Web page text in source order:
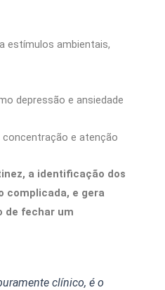
estímulos ambientais,
depressão e ansiedade
concentração e atenção
a identificação dos
complicada, e gera
de fechar um
clínico, é o